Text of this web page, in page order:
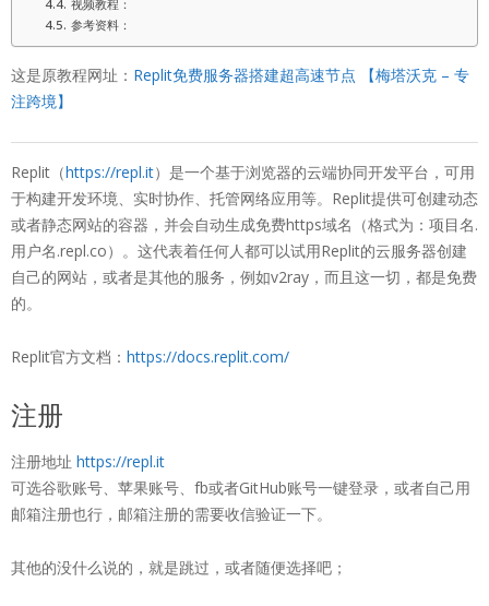
视频教程：
参考资料：
这是原教程网址： Replit免费服务器搭建超高速节点
【梅塔沃克 – 专
注跨境】
Replit（https://repl.it）是一个基于浏览器的云端协同开发平台，可用
于构建开发环境、实时协作、托管网络应用等。Replit提供可创建动态
或者静态网站的容器，并会自动生成免费https域名（格式为：项目名.
用户名.repl.co）。这代表着任何人都可以试用Replit的云服务器创建
自己的网站，或者是其他的服务，例如v2ray，而且这一切，都是免费
的。
Replit官方文档： https://docs.replit.com/
注册
注册地址 https://repl.it
可选谷歌账号、苹果账号、fb或者GitHub账号一键登录，或者自己用
邮箱注册也行，邮箱注册的需要收信验证一下。
其他的没什么说的，就是跳过，或者随便选择吧；